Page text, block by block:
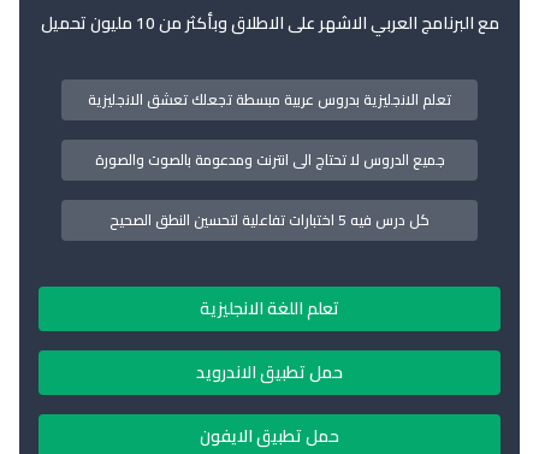
مع البرنامج العربي الاشهر على الاطلاق وبأكثر من 10 مليون تحميل
تعلم الانجليزية بدروس عربية مبسطة تجعلك تعشق الانجليزية
جميع الدروس لا تحتاج الى انترنت ومدعومة بالصوت والصورة
كل درس فيه 5 اختبارات تفاعلية لتحسين النطق الصحيح
تعلم اللغة الانجليزية
حمل تطبيق الاندرويد
حمل تطبيق الايفون